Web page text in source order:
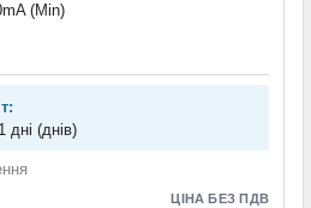
(Min)
дні (днів)
ЦІНА БЕЗ ПДВ